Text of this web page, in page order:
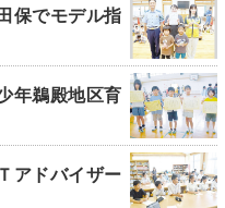
保でモデル指
年鵜殿地区育
アドバイザー